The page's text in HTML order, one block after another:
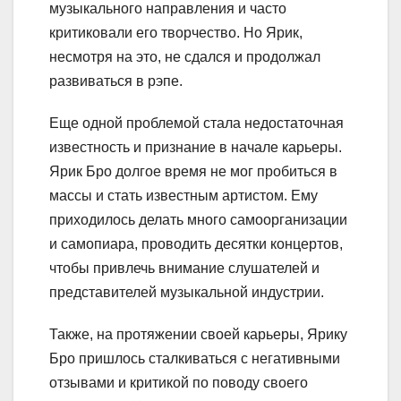
музыкального направления и часто
критиковали его творчество. Но Ярик,
несмотря на это, не сдался и продолжал
развиваться в рэпе.
Еще одной проблемой стала недостаточная
известность и признание в начале карьеры.
Ярик Бро долгое время не мог пробиться в
массы и стать известным артистом. Ему
приходилось делать много самоорганизации
и самопиара, проводить десятки концертов,
чтобы привлечь внимание слушателей и
представителей музыкальной индустрии.
Также, на протяжении своей карьеры, Ярику
Бро пришлось сталкиваться с негативными
отзывами и критикой по поводу своего